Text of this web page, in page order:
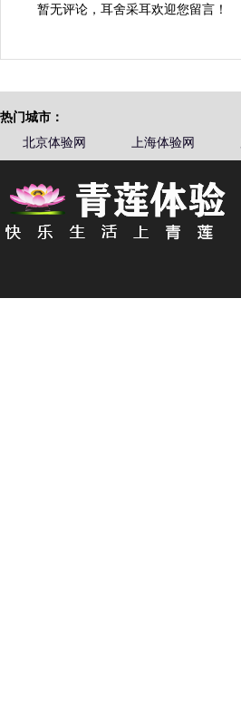
暂无评论，耳舍采耳欢迎您留言！
热门城市：
北京体验网
上海体验网